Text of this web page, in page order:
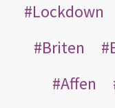
Lockdown
Briten
Affen